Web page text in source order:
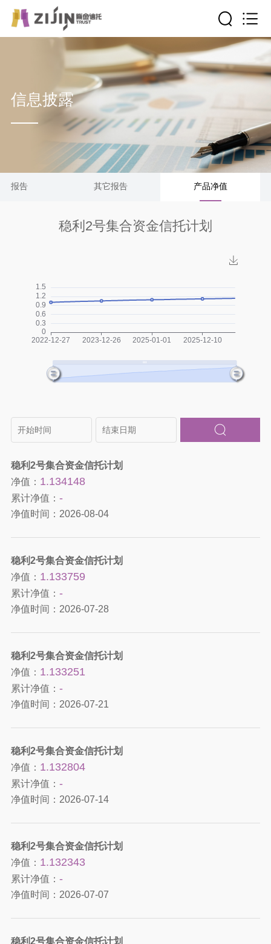
信息披露
算报告 其它报告 产品净值
稳利2号集合资金信托计划
稳利2号集合资金信托计划
净值： 1.134148
累计净值： -
净值时间： 2026-08-04
稳利2号集合资金信托计划
净值： 1.133759
累计净值： -
净值时间： 2026-07-28
稳利2号集合资金信托计划
净值： 1.133251
累计净值： -
净值时间： 2026-07-21
稳利2号集合资金信托计划
净值： 1.132804
累计净值： -
净值时间： 2026-07-14
稳利2号集合资金信托计划
净值： 1.132343
累计净值： -
净值时间： 2026-07-07
稳利2号集合资金信托计划